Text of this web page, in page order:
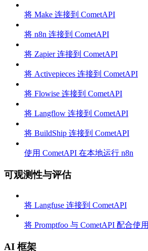
将 Make 连接到 CometAPI
将 n8n 连接到 CometAPI
将 Zapier 连接到 CometAPI
将 Activepieces 连接到 CometAPI
将 Flowise 连接到 CometAPI
将 Langflow 连接到 CometAPI
将 BuildShip 连接到 CometAPI
使用 CometAPI 在本地运行 n8n
可观测性与评估
将 Langfuse 连接到 CometAPI
将 Promptfoo 与 CometAPI 配合使用
AI 框架